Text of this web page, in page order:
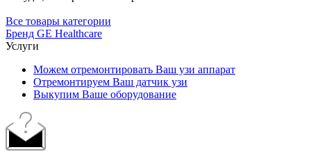
Все товары категории
Бренд GE Healthcare
Услуги
Можем отремонтировать Ваш узи аппарат
Отремонтируем Ваш датчик узи
Выкупим Ваше оборудование